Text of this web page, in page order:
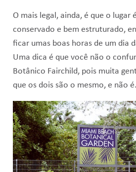
O mais legal, ainda, é que o lugar
conservado e bem estruturado,
ficar umas boas horas de um dia
Uma dica é que você não o
Botânico Fairchild, pois muita
que os dois são o mesmo, e não é.